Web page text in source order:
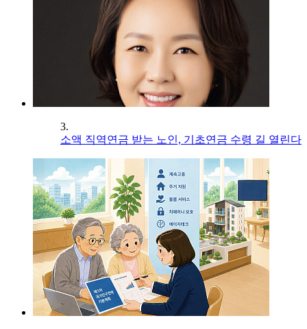
3.
소액 직역연금 받는 노인, 기초연금 수령 길 열린다